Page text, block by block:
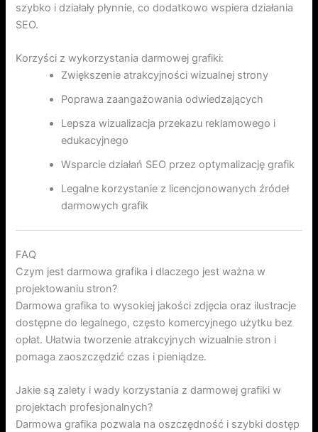
szybko i działały płynnie, co dodatkowo wspiera działania
SEO.
Korzyści z wykorzystania darmowej grafiki:
Zwiększenie atrakcyjności wizualnej strony
Poprawa zaangażowania odwiedzających
Lepsza wizualizacja przekazu reklamowego i
edukacyjnego
Wsparcie działań SEO przez optymalizację grafik
Legalne korzystanie z licencjonowanych źródeł
darmowych grafik
FAQ
Czym jest darmowa grafika i dlaczego jest ważna w
projektowaniu stron?
Darmowa grafika to wysokiej jakości zdjęcia oraz ilustracje
dostępne do legalnego, często komercyjnego użytku bez
opłat. Ułatwia tworzenie atrakcyjnych wizualnie stron i
pomaga zaoszczędzić czas i pieniądze.
Jakie są zalety i wady korzystania z darmowej grafiki w
projektach profesjonalnych?
Darmowa grafika pozwala na oszczędność i szybki dostęp